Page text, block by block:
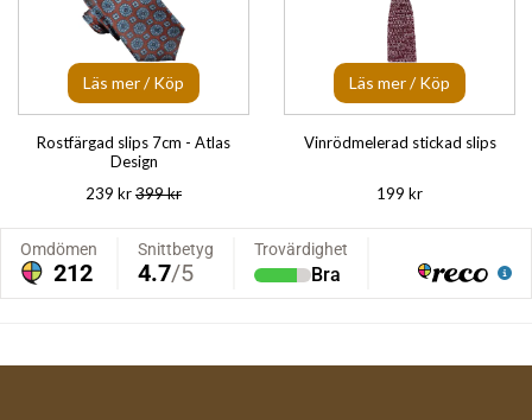
Läs mer / Köp
Rostfärgad slips 7cm - Atlas
Design
239 kr399 kr
Läs mer / Köp
Vinrödmelerad stickad slips
199 kr